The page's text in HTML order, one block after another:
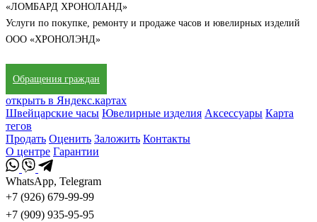
«ЛОМБАРД ХРОНОЛАНД»
Услуги по покупке, ремонту и продаже часов и ювелирных изделий
ООО «ХРОНОЛЭНД»
Обращения граждан
открыть в Яндекс.картах
Швейцарские часы Ювелирные изделия Аксессуары Карта
тегов
Продать Оценить Заложить Контакты
О центре Гарантии
WhatsApp, Telegram
+7 (926) 679-99-99
+7 (909) 935-95-95